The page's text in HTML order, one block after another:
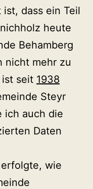
dass ein Teil
heute
Behamberg
nicht mehr zu
seit 1938
Steyr
ich auch die
Daten
wie